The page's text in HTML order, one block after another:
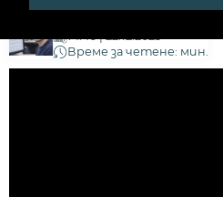
14:46 | 22.12.2023
Време за четене: мин.